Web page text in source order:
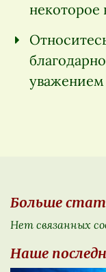
некоторое
Больше
Нет связанных
Наше